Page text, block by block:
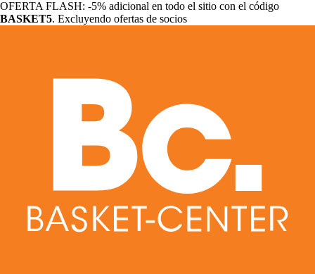
OFERTA FLASH: -5% adicional en todo el sitio con el código
BASKET5. Excluyendo ofertas de socios